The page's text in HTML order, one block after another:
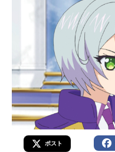
ポスト